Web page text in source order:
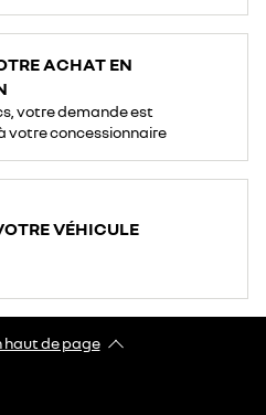
ACHAT EN
votre demande est
votre concessionnaire
VÉHICULE
haut de page​